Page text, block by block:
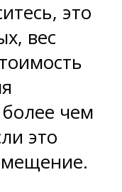
это
вес
чем
это